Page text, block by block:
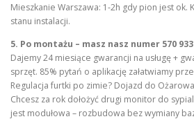
Mieszkanie Warszawa: 1-2h gdy pion jest ok.
stanu instalacji.
5. Po montażu – masz nasz numer 570
Dajemy 24 miesiące gwarancji na usługę +
sprzęt. 85% pytań o aplikację załatwiamy
Regulacja furtki po zimie? Dojazd do
Chcesz za rok dołożyć drugi monitor do
jest modułowa – rozbudowa bez wymiany